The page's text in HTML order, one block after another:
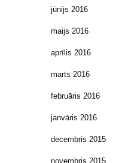
jūnijs 2016
maijs 2016
aprīlis 2016
marts 2016
februāris 2016
janvāris 2016
decembris 2015
novembris 2015